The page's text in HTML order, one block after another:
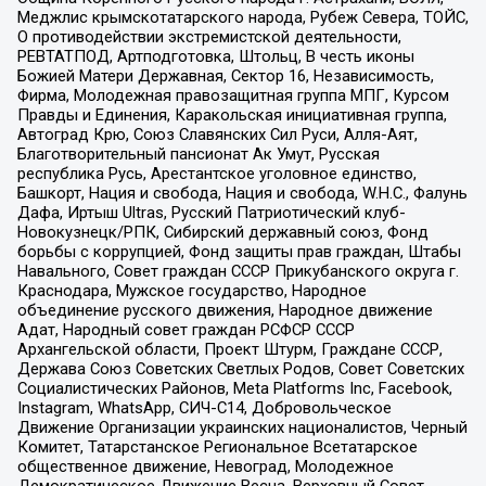
Меджлис крымскотатарского народа, Рубеж Севера, ТОЙС,
О противодействии экстремистской деятельности,
РЕВТАТПОД, Артподготовка, Штольц, В честь иконы
Божией Матери Державная, Сектор 16, Независимость,
Фирма, Молодежная правозащитная группа МПГ, Курсом
Правды и Единения, Каракольская инициативная группа,
Автоград Крю, Союз Славянских Сил Руси, Алля-Аят,
Благотворительный пансионат Ак Умут, Русская
республика Русь, Арестантское уголовное единство,
Башкорт, Нация и свобода, Нация и свобода, W.H.С., Фалунь
Дафа, Иртыш Ultras, Русский Патриотический клуб-
Новокузнецк/РПК, Сибирский державный союз, Фонд
борьбы с коррупцией, Фонд защиты прав граждан, Штабы
Навального, Совет граждан СССР Прикубанского округа г.
Краснодара, Мужское государство, Народное
объединение русского движения, Народное движение
Адат, Народный совет граждан РСФСР СССР
Архангельской области, Проект Штурм, Граждане СССР,
Держава Союз Советских Светлых Родов, Совет Советских
Социалистических Районов, Meta Platforms Inc, Facebook,
Instagram, WhatsApp, СИЧ-С14, Добровольческое
Движение Организации украинских националистов, Черный
Комитет, Татарстанское Региональное Всетатарское
общественное движение, Невоград, Молодежное